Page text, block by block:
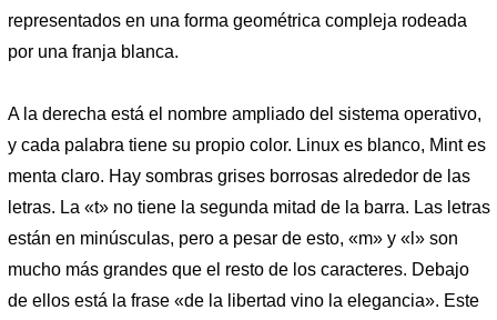
representados en una forma geométrica compleja rodeada
por una franja blanca.
A la derecha está el nombre ampliado del sistema operativo,
y cada palabra tiene su propio color. Linux es blanco, Mint es
menta claro. Hay sombras grises borrosas alrededor de las
letras. La «t» no tiene la segunda mitad de la barra. Las letras
están en minúsculas, pero a pesar de esto, «m» y «l» son
mucho más grandes que el resto de los caracteres. Debajo
de ellos está la frase «de la libertad vino la elegancia». Este